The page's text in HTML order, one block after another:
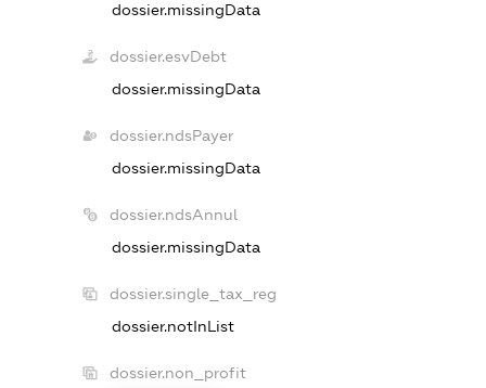
dossier.missingData
dossier.esvDebt
dossier.missingData
dossier.ndsPayer
dossier.missingData
dossier.ndsAnnul
dossier.missingData
dossier.single_tax_reg
dossier.notInList
dossier.non_profit